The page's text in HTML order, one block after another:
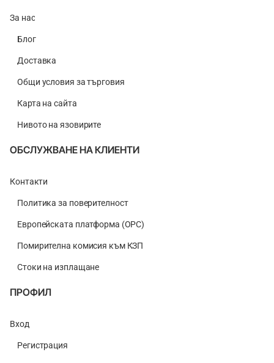
За нас
Блог
Доставка
Общи условия за търговия
Карта на сайта
Нивото на язовирите
ОБСЛУЖВАНЕ НА КЛИЕНТИ
Контакти
Политика за поверителност
Европейската платформа (ОРС)
Помирителна комисия към КЗП
Стоки на изплащане
ПРОФИЛ
Вход
Регистрация